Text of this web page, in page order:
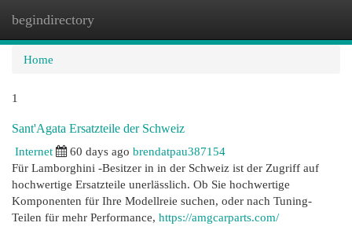
begindirectory
Home
1
Sant'Agata Ersatzteile der Schweiz
Internet
60 days ago brendatpau387154
Für Lamborghini -Besitzer in in der Schweiz ist der Zugriff auf
hochwertige Ersatzteile unerlässlich. Ob Sie hochwertige
Komponenten für Ihre Modellreie suchen, oder nach Tuning-
Teilen für mehr Performance, https://amgcarparts.com/